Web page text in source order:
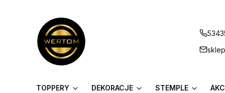
TOPPERY DEKORACJE STEMPLE